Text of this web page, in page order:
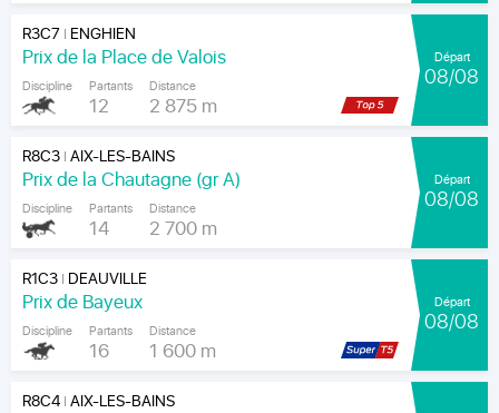
R3C7 | ENGHIEN
Prix de la Place de Valois
Discipline Partants
12
Distance
2 875 m
Départ
08/08
R8C3|AIX-LES-BAINS
Prix de la Chautagne (gr A)
Discipline Partants
14
Distance
2 700 m
Départ
08/08
R1C3| DEAUVILLE
Prix de Bayeux
Discipline Partants
16
Distance
1 600 m
Départ
08/08
R8C4|AIX-LES-BAINS